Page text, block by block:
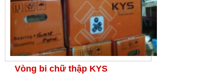
Vòng bi chữ thập KYS